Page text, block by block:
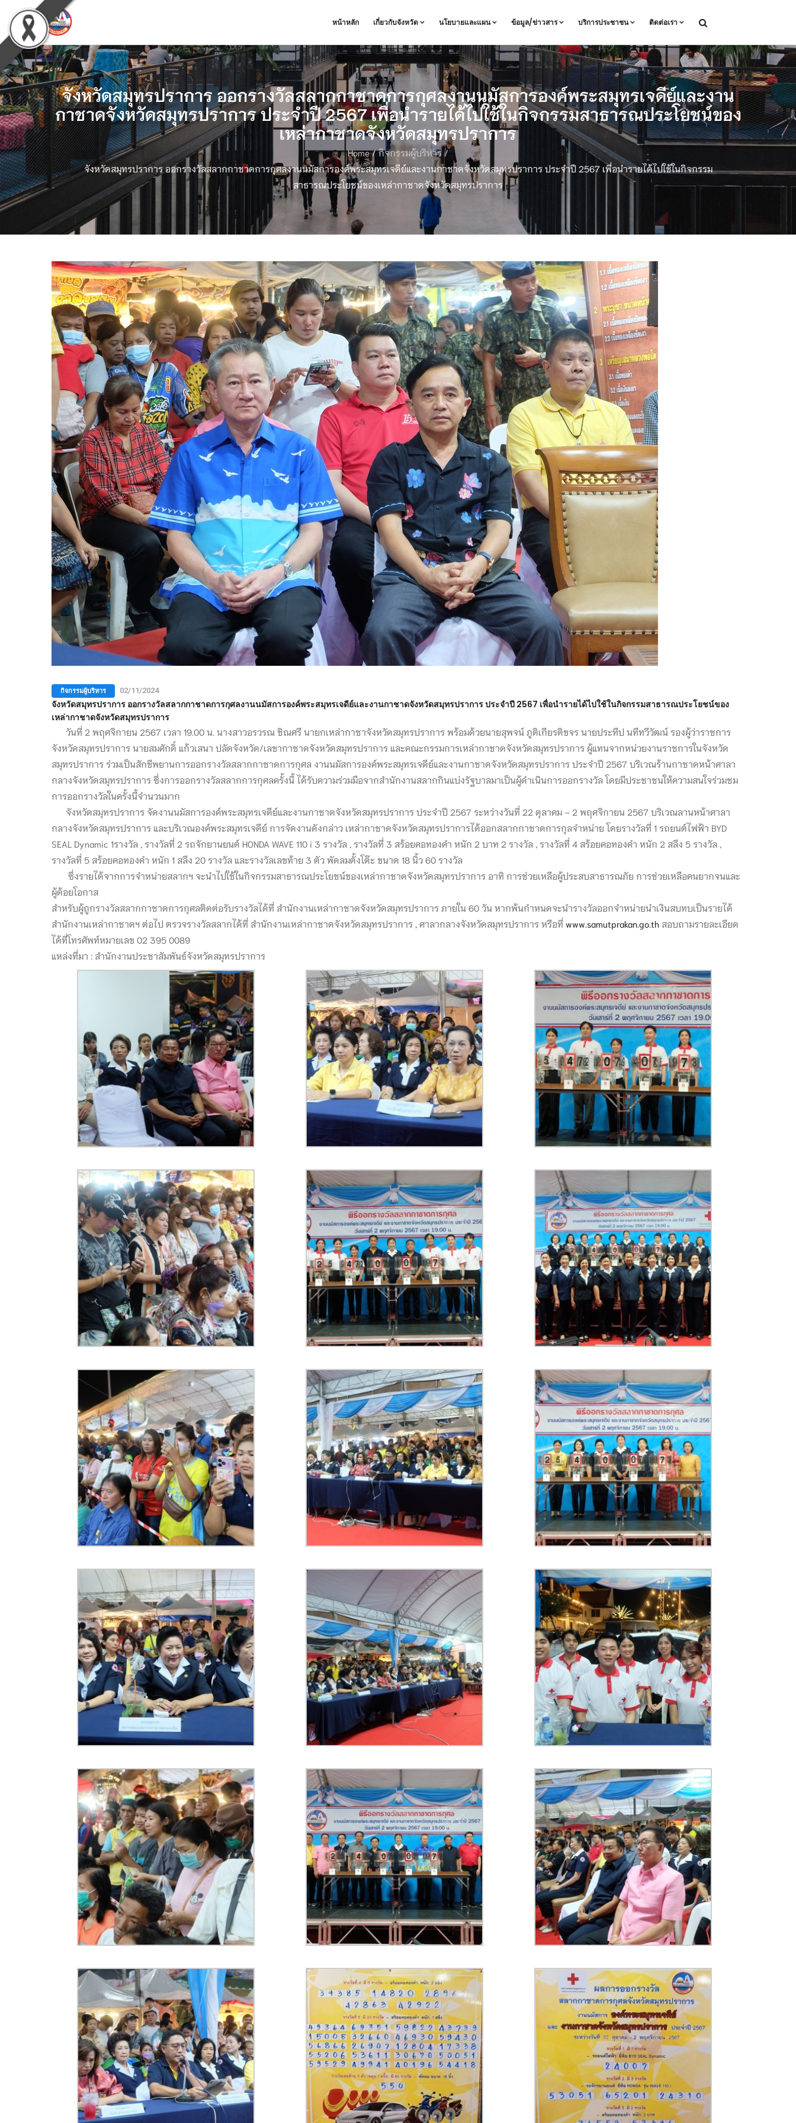
หน้าหลัก เกี่ยวกับจังหวัด นโยบายและแผน ข้อมูล/ข่าวสาร บริการประชาชน ติดต่อเรา
จังหวัดสมุทรปราการ ออกรางวัลสลากกาชาดการกุศลงานนมัสการองค์พระสมุทรเจดีย์และงาน
กาชาดจังหวัดสมุทรปราการ ประจำปี 2567 เพื่อนำรายได้ไปใช้ในกิจกรรมสาธารณประโยชน์ของ
เหล่ากาชาดจังหวัดสมุทรปราการ
Home/ กิจกรรมผู้บริหาร/
จังหวัดสมุทรปราการ ออกรางวัลสลากกาชาดการกุศลงานนมัสการองค์พระสมุทรเจดีย์และงานกาชาดจังหวัดสมุทรปราการ ประจำปี 2567 เพื่อนำรายได้ไปใช้ในกิจกรรม
สาธารณประโยชน์ของเหล่ากาชาดจังหวัดสมุทรปราการ
กิจกรรมผู้บริหาร 02/11/2024
จังหวัดสมุทรปราการ ออกรางวัลสลากกาชาดการกุศลงานนมัสการองค์พระสมุทรเจดีย์และงานกาชาดจังหวัดสมุทรปราการ ประจำปี 2567 เพื่อนำรายได้ไปใช้ในกิจกรรมสาธารณประโยชน์ของ
เหล่ากาชาดจังหวัดสมุทรปราการ
วันที่ 2 พฤศจิกายน 2567 เวลา 19.00 น. นางสาวอรวรณ ชิณศรี นายกเหล่ากาชาจังหวัดสมุทรปราการ พร้อมด้วยนายสุพจน์ ภูติเกียรติขจร นายประทีป นทีทวีวัฒน์ รองผู้ว่าราชการ
จังหวัดสมุทรปราการ นายสมศักดิ์ แก้วเสนา ปลัดจังหวัด/เลขากาชาดจังหวัดสมุทรปราการ และคณะกรรมการเหล่ากาชาดจังหวัดสมุทรปราการ ผู้แทนจากหน่วยงานราชการในจังหวัด
สมุทรปราการ ร่วมเป็นสักขีพยานการออกรางวัลสลากกาชาดการกุศล งานนมัสการองค์พระสมุทรเจดีย์และงานกาชาดจังหวัดสมุทรปราการ ประจำปี 2567 บริเวณร้านกาชาดหน้าศาลา
กลางจังหวัดสมุทรปราการ ซึ่งการออกรางวัลสลากการกุศลครั้งนี้ ได้รับความร่วมมือจากสำนักงานสลากกินแบ่งรัฐบาลมาเป็นผู้ดำเนินการออกรางวัล โดยมีประชาชนให้ความสนใจร่วมชม
การออกรางวัลในครั้งนี้จำนวนมาก
จังหวัดสมุทรปราการ จัดงานนมัสการองค์พระสมุทรเจดีย์และงานกาชาดจังหวัดสมุทรปราการ ประจำปี 2567 ระหว่างวันที่ 22 ตุลาคม – 2 พฤศจิกายน 2567 บริเวณลานหน้าศาลา
กลางจังหวัดสมุทรปราการ และบริเวณองค์พระสมุทรเจดีย์ การจัดงานดังกล่าว เหล่ากาชาดจังหวัดสมุทรปราการได้ออกสลากกาชาดการกุลจำหน่าย โดยรางวัลที่ 1 รถยนต์ไฟฟ้า BYD
SEAL Dynamic 1รางวัล , รางวัลที่ 2 รถจักยานยนต์ HONDA WAVE 110 i 3 รางวัล , รางวัลที่ 3 สร้อยคอทองคำ หนัก 2 บาท 2 รางวัล , รางวัลที่ 4 สร้อยคอทองคำ หนัก 2 สลึง 5 รางวัล ,
รางวัลที่ 5 สร้อยคอทองคำ หนัก 1 สลึง 20 รางวัล และรางวัลเลขท้าย 3 ตัว พัดลมตั้งโต๊ะ ขนาด 18 นิ้ว 60 รางวัล
ซึ่งรายได้จากการจำหน่ายสลากฯ จะนำไปใช้ในกิจกรรมสาธารณประโยชน์ของเหล่ากาชาดจังหวัดสมุทรปราการ อาทิ การช่วยเหลือผู้ประสบสาธารณภัย การช่วยเหลือคนยากจนและ
ผู้ด้อยโอกาส
สำหรับผู้ถูกรางวัลสลากกาชาดการกุศลติดต่อรับรางวัลได้ที่ สำนักงานเหล่ากาชาดจังหวัดสมุทรปราการ ภายใน 60 วัน หากพ้นกำหนดจะนำรางวัลออกจำหน่ายนำเงินสบทบเป็นรายได้
สำนักงานเหล่ากาชาดฯ ต่อไป ตรวจรางวัลสลากได้ที่ สำนักงานเหล่ากาชาดจังหวัดสมุทรปราการ , ศาลากลางจังหวัดสมุทรปราการ หรือที่ www.samutprakan.go.th สอบถามรายละเอียด
ได้ที่โทรศัพท์หมายเลข 02 395 0089
แหล่งที่มา : สำนักงานประชาสัมพันธ์จังหวัดสมุทรปราการ